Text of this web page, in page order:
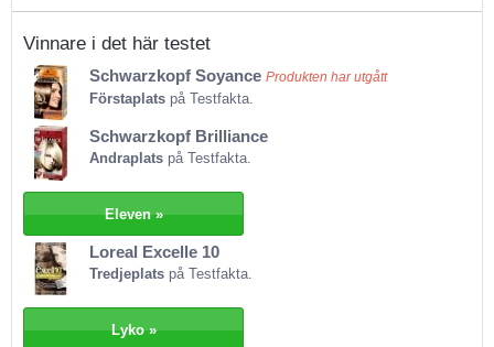
hår. Testresultatet visar tydliga skillnader i färgernas intensitet och styrka.
Intressant i sammanhanget är att den enda produkt som inte marknadsför
goda egenskaper för grått hår på förpackningen, också är den enda
produkt som får riktigt högt betyg av laboratoriet i detta moment.
Schwarzkopf Soyance, som är testvinnare, är ett bra exempel på att man
kan vara bra på att både täcka grått hår och ge en bra färgstyrka. Det enda
som drar ner betyget för produkten är den dåliga färgmatchningen. Helst
skall färgresultatet stämma överens med den utlovade färgen på
förpackningen och här var det alltså Soyance som fick klart sämst betyg.
Även på testets andraplats hamnade Schwarzkopf. Brilliance får
genomgående bra betyg och det fungerar bra på grått hår. L´Oreal Excelle
10 fick tredjeplats. Excelle ger bäst färgresultat, men är sämre på att dölja
grått hår. Den är också dyrast.
Vinnare i det här testet
Schwarzkopf Soyance Produkten har utgått
Förstaplats på Testfakta.
Schwarzkopf Brilliance
Andraplats på Testfakta.
Eleven »
Loreal Excelle 10
Tredjeplats på Testfakta.
Lyko »